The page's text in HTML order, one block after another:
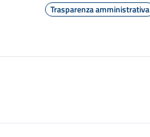
Trasparenza amministrativa